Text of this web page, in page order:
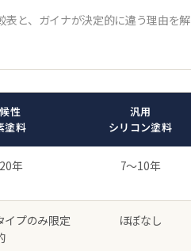
と、ガイナが決定的に違う理由を解
性
塗料
汎用
シリコン塗料
年 7〜10年
イプのみ限定
ほぼなし